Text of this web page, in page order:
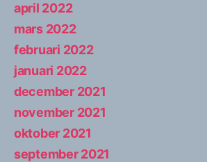
april 2022
mars 2022
februari 2022
januari 2022
december 2021
november 2021
oktober 2021
september 2021